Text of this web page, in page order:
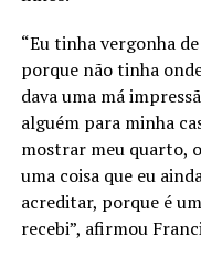
“Eu tinha vergonha
porque não tinha
dava uma má
alguém para minha
mostrar meu quarto,
uma coisa que eu
acreditar, porque é
recebi”, afirmou